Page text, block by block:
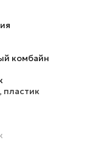
комбайн
пластик